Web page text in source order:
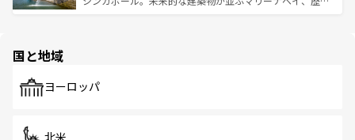
で、ホーカーズは地元の風情を楽しめる外せないスポット
国と地域
ヨーロッパ